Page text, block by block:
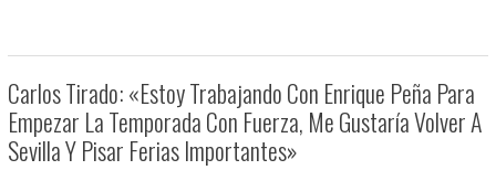
Carlos Tirado: «Estoy Trabajando Con Enrique Peña Para
Empezar La Temporada Con Fuerza, Me Gustaría Volver A
Sevilla Y Pisar Ferias Importantes»